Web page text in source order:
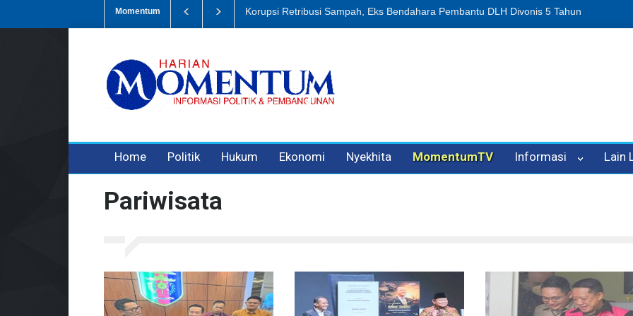
Momentum Dugaan Penipuan Oleh Oknum Kadis, Kuasa Hukum Pelapor Desak Polisi Tetapkan P-
Home Politik Hukum Ekonomi Nyekhita MomentumTV Informasi Lain
Pariwisata